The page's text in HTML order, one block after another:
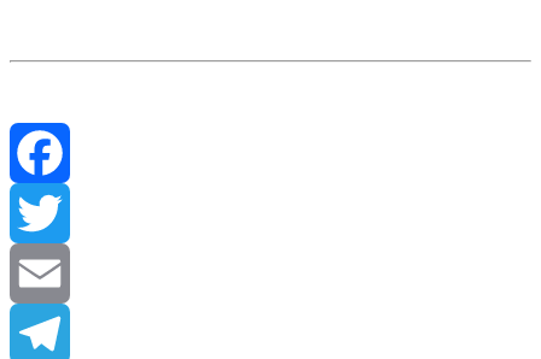
Facebook
Twitter
Email